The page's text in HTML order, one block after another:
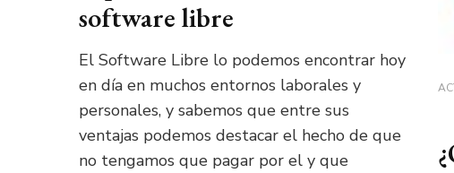
software libre
El Software Libre lo podemos encontrar hoy
en día en muchos entornos laborales y
personales, y sabemos que entre sus
ventajas podemos destacar el hecho de que
no tengamos que pagar por el y que